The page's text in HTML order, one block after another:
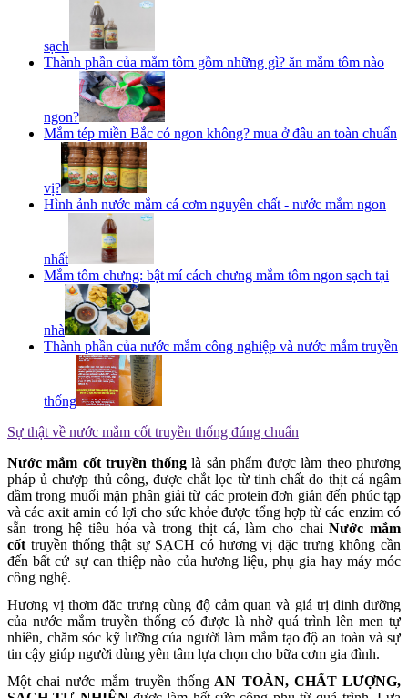
sạch
Thành phần của mắm tôm gồm những gì? ăn mắm tôm nào
ngon?
Mắm tép miền Bắc có ngon không? mua ở đâu an toàn chuẩn
vị?
Hình ảnh nước mắm cá cơm nguyên chất - nước mắm ngon
nhất
Mắm tôm chưng: bật mí cách chưng mắm tôm ngon sạch tại
nhà
Thành phần của nước mắm công nghiệp và nước mắm truyền
thống
Sự thật về nước mắm cốt truyền thống đúng chuẩn
Nước mắm cốt truyền thống là sản phẩm được làm theo phương
pháp ủ chượp thủ công, được chắt lọc từ tinh chất do thịt cá ngâm
dầm trong muối mặn phân giải từ các protein đơn giản đến phúc tạp
và các axit amin có lợi cho sức khỏe được tổng hợp từ các enzim có
sẵn trong hệ tiêu hóa và trong thịt cá, làm cho chaiNước mắm
cốt truyền thống thật sự SẠCH có hương vị đặc trưng không cần
đến bất cứ sự can thiệp nào của hương liệu, phụ gia hay máy móc
công nghệ.
Hương vị thơm đăc trưng cùng độ cảm quan và giá trị dinh dưỡng
của nước mắm truyền thống có được là nhờ quá trình lên men tự
nhiên, chăm sóc kỹ lưỡng của người làm mắm tạo độ an toàn và sự
tin cậy giúp người dùng yên tâm lựa chọn cho bữa cơm gia đình.
Một chai nước mắm truyền thống AN TOÀN, CHẤT LƯỢNG,